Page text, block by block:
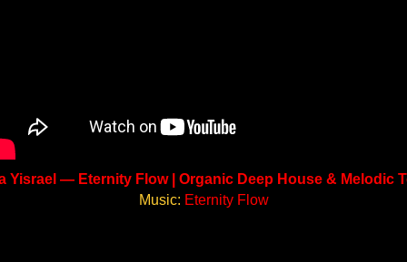
Yisrael — Eternity Flow | Organic Deep House & Melodic
Music: Eternity Flow